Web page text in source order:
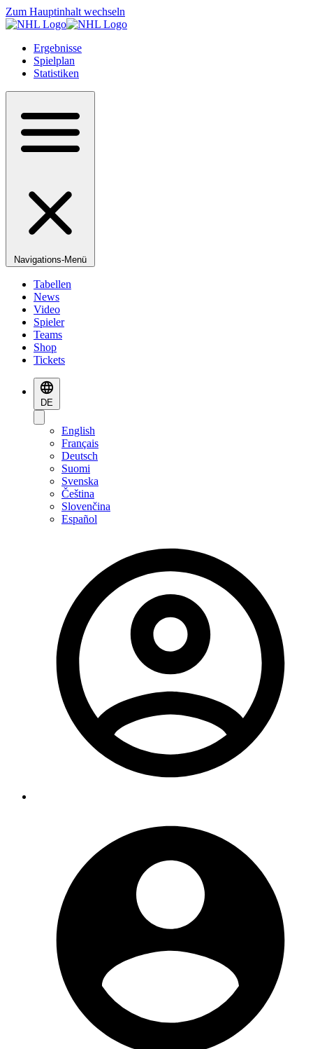
Zum Hauptinhalt wechseln
Ergebnisse
Spielplan
Statistiken
Navigations-Menü
Tabellen
News
Video
Spieler
Teams
Shop
Tickets
DE
English
Français
Deutsch
Suomi
Svenska
Čeština
Slovenčina
Español